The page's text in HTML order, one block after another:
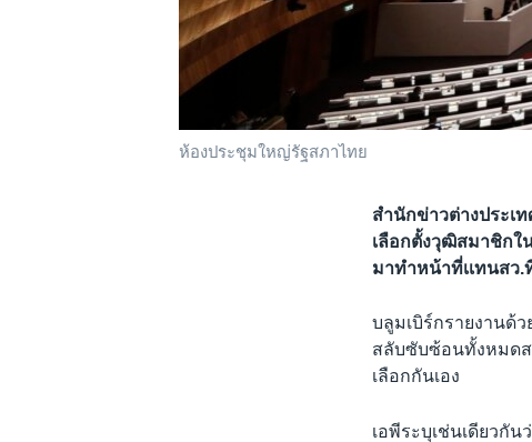
ห้องประชุมใหญ่รัฐสภาไทย
สำนักข่าวต่างประเ
เลือกตั้งวุฒิสมาชิกใ
มาทำหน้าที่เเทนสว
บลูมเบิร์กรายงานด้ว
สลับซับซ้อนทั้งหมดส
เลือกกันเอง
เอพีระบุเช่นเดียวกั